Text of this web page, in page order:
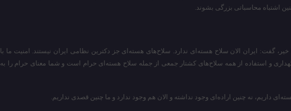
اشتباه محاسباتی بزرگی بشوند.
گفت: ایران الان سلاح هسته‌ای ندارد. سلاح‌های هسته‌ای جز دکترین نظامی ایران نیستند. امنیت ما با
و استفاده از همه سلاح‌های کشتار جمعی از جمله سلاح هسته‌ای حرام است و شما معنای حرام را به
داریم، نه چنین اراده‌ای وجود نداشته و الان هم وجود ندارد و ما چنین قصدی نداریم.